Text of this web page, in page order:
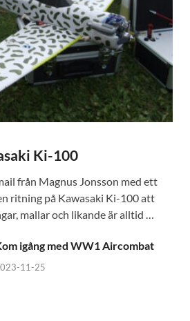
Ki-100
från Magnus Jonsson med ett
ritning på Kawasaki Ki-100 att
mallar och likande är alltid …
igång med WW1 Aircombat
11-25